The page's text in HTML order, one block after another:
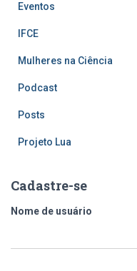
Eventos
IFCE
Mulheres na Ciência
Podcast
Posts
Projeto Lua
Cadastre-se
Nome de usuário